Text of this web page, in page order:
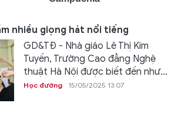
nhiều giọng hát nổi tiếng
GD&TĐ - Nhà giáo Lê Thị Kim
Tuyến, Trường Cao đẳng Nghệ
thuật Hà Nội được biết đến như...
Học đường 15/05/2025 13:07